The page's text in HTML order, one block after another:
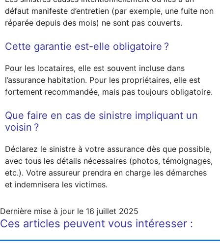
défaut manifeste d’entretien (par exemple, une fuite non
réparée depuis des mois) ne sont pas couverts.
Cette garantie est-elle obligatoire ?
Pour les locataires, elle est souvent incluse dans
l’assurance habitation. Pour les propriétaires, elle est
fortement recommandée, mais pas toujours obligatoire.
Que faire en cas de sinistre impliquant un
voisin ?
Déclarez le sinistre à votre assurance dès que possible,
avec tous les détails nécessaires (photos, témoignages,
etc.). Votre assureur prendra en charge les démarches
et indemnisera les victimes.
Dernière mise à jour le 16 juillet 2025
Ces articles peuvent vous intéresser :